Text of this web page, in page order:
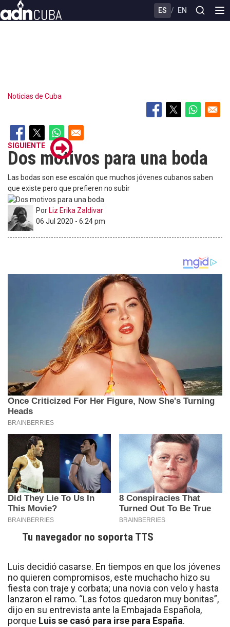
to
ES / EN
Noticias de Cuba
SIGUIENTE
Dos motivos para una boda
Las bodas son ese escalón que muchos jóvenes cubanos saben
que existe pero que prefieren no subir
Por Liz Erika Zaldivar
06 Jul 2020 - 6:24 pm
Tu navegador no soporta TTS
Luis decidió casarse. En tiempos en que los jóvenes
no quieren compromisos, este muchacho hizo su
fiesta con traje y corbata; una novia con velo y hasta
lanzaron el ramo. “Las fotos quedaron muy bonitas”,
dijo en su entrevista ante la Embajada Española,
porque Luis se casó para irse para España.